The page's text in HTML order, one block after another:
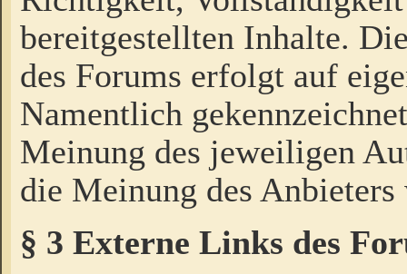
bereitgestellten Inhalte.
des Forums erfolgt auf
Namentlich
Meinung des jeweiligen
die Meinung des Anbieters
§ 3 Externe Links des